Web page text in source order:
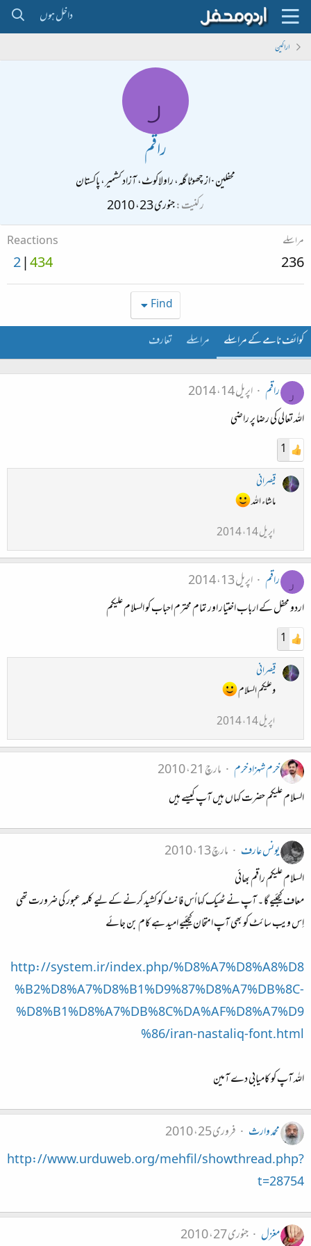
داخل ہوں
اراکین
ر
راقم
محفلین·ازچھوٹا گلہ، راولاکوٹ، آزاد کشمیر، پاکستان
رکنیت جنوری 23، 2010
مراسلے
236
Reactions
434
2
Find
کوائف نامے کے مراسلے مراسلے تعارف
ر راقم
اپریل 14، 2014
اللہ تعالی کی رضا پر راضی
1
قیصرانی
ماشاء اللہ
اپریل 14، 2014
ر راقم
اپریل 13، 2014
اردو محفل کے ارباب اختیار اور تمام محترم احباب کو السلام علیکم
1
قیصرانی
وعلیکم السلام
اپریل 14، 2014
خرم شہزاد خرم
مارچ 21، 2010
السلام علیکم حضرت کہاں ہیں آپ کیسے ہیں
یونس عارف
مارچ 13، 2010
السلام علیکم راقم بھائی
معاف کیجئیے گا ۔ آپ نے ٹھیک کہا اُس فانٹ کو کشید کرنے کے لیے کلمہ عبور کی ضرورت تھی
اِس ویب سائٹ کو بھی آپ امتحان کیجئیے امید ہے کام بن جائے
http://system.ir/index.php/%D8%A7%D8%A8%D8
%B2%D8%A7%D8%B1%D9%87%D8%A7%DB%8C-
%D8%B1%D8%A7%DB%8C%DA%AF%D8%A7%D9
%86/iran-nastaliq-font.html
اللہ آپ کو کامیابی دے آمین
محمد وارث
فروری 25، 2010
http://www.urduweb.org/mehfil/showthread.php?
t=28754
مغزل جنوری 27، 2010